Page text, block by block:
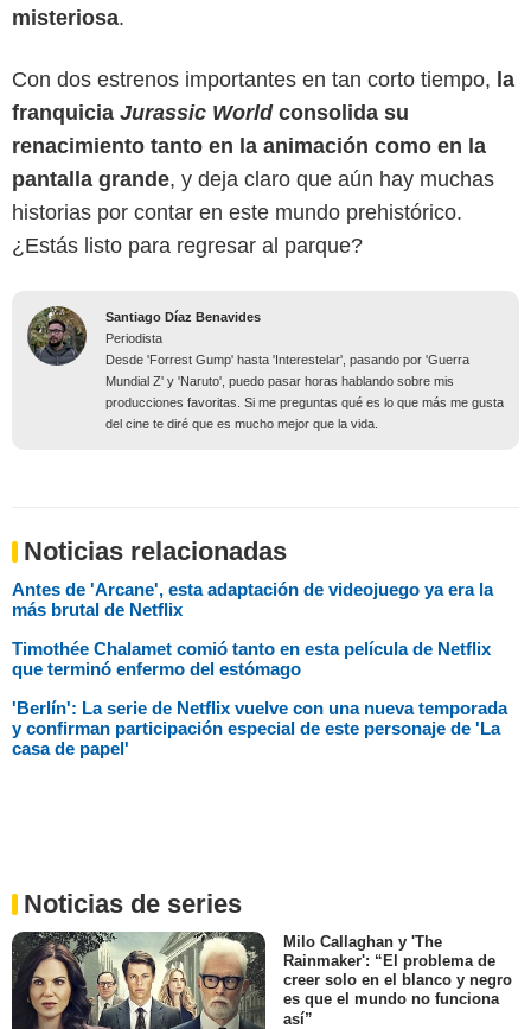
misteriosa.
Con dos estrenos importantes en tan corto tiempo, la
franquicia Jurassic World consolida su
renacimiento tanto en la animación como en la
pantalla grande, y deja claro que aún hay muchas
historias por contar en este mundo prehistórico.
¿Estás listo para regresar al parque?
Santiago Díaz Benavides
Periodista
Desde 'Forrest Gump' hasta 'Interestelar', pasando por 'Guerra
Mundial Z' y 'Naruto', puedo pasar horas hablando sobre mis
producciones favoritas. Si me preguntas qué es lo que más me gusta
del cine te diré que es mucho mejor que la vida.
Noticias relacionadas
Antes de 'Arcane', esta adaptación de videojuego ya era la
más brutal de Netflix
Timothée Chalamet comió tanto en esta película de Netflix
que terminó enfermo del estómago
'Berlín': La serie de Netflix vuelve con una nueva temporada
y confirman participación especial de este personaje de 'La
casa de papel'
Noticias de series
Milo Callaghan y 'The
Rainmaker': “El problema de
creer solo en el blanco y negro
es que el mundo no funciona
así”